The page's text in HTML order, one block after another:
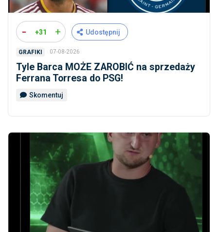
- +31 + Udostępnij
GRAFIKI 07-08-2026
Tyle Barca MOŻE ZAROBIĆ na sprzedaży
Ferrana Torresa do PSG!
Skomentuj